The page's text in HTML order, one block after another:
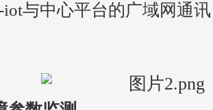
iot与中心平台的广域网通